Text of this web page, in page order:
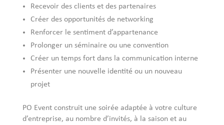
Recevoir des clients et des partenaires
Créer des opportunités de networking
Renforcer le sentiment d’appartenance
Prolonger un séminaire ou une convention
Créer un temps fort dans la communication interne
Présenter une nouvelle identité ou un nouveau
projet
PO Event construit une soirée adaptée à votre culture
d’entreprise, au nombre d’invités, à la saison et au